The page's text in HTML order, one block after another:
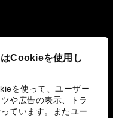
Cookieを使用し
を使って、ユーザー
や広告の表示、トラ
ています。またユー